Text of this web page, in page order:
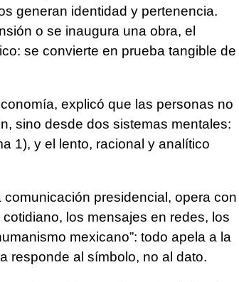
generan identidad y pertenencia.
o se inaugura una obra, el
se convierte en prueba tangible de
explicó que las personas no
sino desde dos sistemas mentales:
1), y el lento, racional y analítico
presidencial, opera con
los mensajes en redes, los
mexicano”: todo apela a la
responde al símbolo, no al dato.